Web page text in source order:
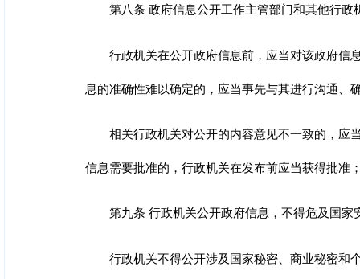
第八条 政府信息公开工作主管部门和其他行
行政机关在公开政府信息前，应当对该政府信
息的准确性难以确定的，应当事先与其进行沟通、
相关行政机关对公开的内容意见不一致的，应
信息需要批准的，行政机关在发布前应当获得批准
第九条 行政机关公开政府信息，不得危及国
行政机关不得公开涉及国家秘密、商业秘密和